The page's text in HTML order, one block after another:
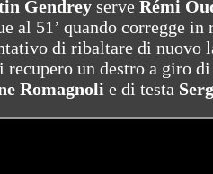
Gendrey serve Rémi
al 51’ quando corregge
di ribaltare di nuovo
un destro a giro di
Romagnoli e di testa